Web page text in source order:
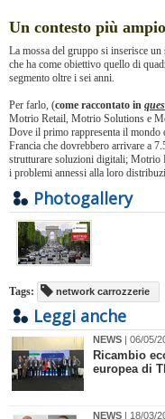
Un contesto più ampio
La mossa del gruppo si inserisce
che ha come obiettivo quello di
segmento oltre i sei anni.
Per farlo, (come raccontato in
Motrio Retail, Motrio Solutions e
Dove il primo rappresenta il
Francia che dovrebbero arrivare a
strutturare soluzioni digitali; Motrio
i problemi annessi alla loro
Photogallery
Tags: network carrozzerie
Leggi anche
NEWS | 06/05/
​Ricambio
europea di
NEWS | 18/03/